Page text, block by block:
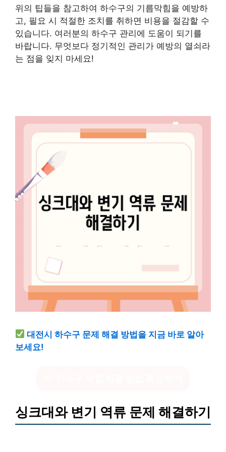
위의 팁들을 참고하여 하수구의 기름막힘을 예방하
고, 필요 시 적절한 조치를 취하면 비용을 절감할 수
있습니다. 여러분의 하수구 관리에 도움이 되기를
바랍니다. 무엇보다 정기적인 관리가 예방의 열쇠라
는 점을 잊지 마세요!
대전시 하수구 문제 해결 방법을 지금 바로 알아
보세요!
싱크대와 변기 역류 문제 해결하기